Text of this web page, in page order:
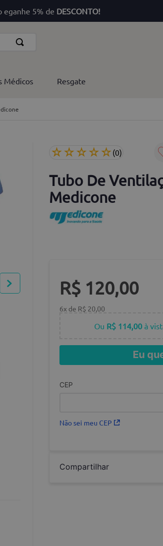
5% de DESCONTO!
Médicos Resgate
☆☆☆☆☆(0)
Tubo De
Medicone
R$ 120,00
6x de R$ 20,00
Ou R$ 114,00 à
Eu
CEP
Não sei meu CEP
Compartilhar